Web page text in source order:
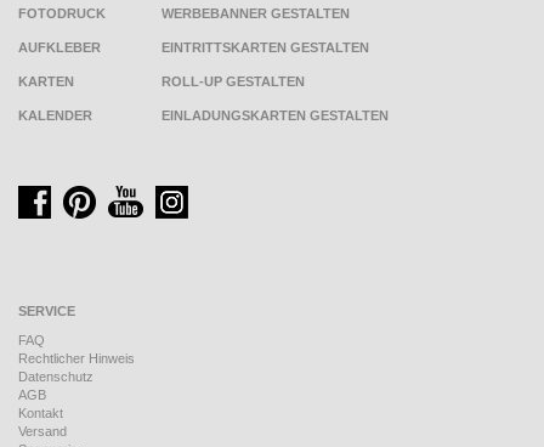
FOTODRUCK
AUFKLEBER
KARTEN
KALENDER
WERBEBANNER GESTALTEN
EINTRITTSKARTEN GESTALTEN
ROLL-UP GESTALTEN
EINLADUNGSKARTEN GESTALTEN
SERVICE
FAQ
Rechtlicher Hinweis
Datenschutz
AGB
Kontakt
Versand